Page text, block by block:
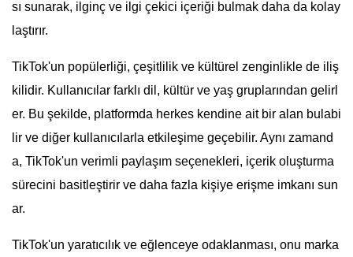
sı sunarak, ilginç ve ilgi çekici içeriği bulmak daha da kolay
laştırır.
TikTok'un popülerliği, çeşitlilik ve kültürel zenginlikle de iliş
kilidir. Kullanıcılar farklı dil, kültür ve yaş gruplarından gelirl
er. Bu şekilde, platformda herkes kendine ait bir alan bulabi
lir ve diğer kullanıcılarla etkileşime geçebilir. Aynı zamand
a, TikTok'un verimli paylaşım seçenekleri, içerik oluşturma
sürecini basitleştirir ve daha fazla kişiye erişme imkanı sun
ar.
TikTok'un yaratıcılık ve eğlenceye odaklanması, onu marka